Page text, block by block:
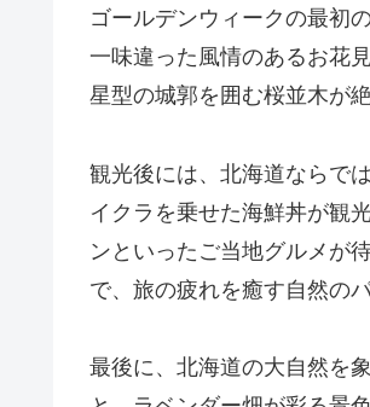
ゴールデンウィークの最初
一味違った風情のあるお花
星型の城郭を囲む桜並木が
観光後には、北海道ならで
イクラを乗せた海鮮丼が観
ンといったご当地グルメが
で、旅の疲れを癒す自然の
最後に、北海道の大自然を